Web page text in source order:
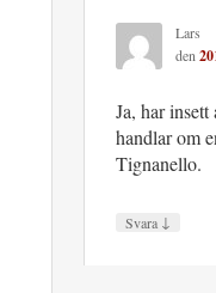
Lars
den
Ja, har
handlar om
Tignanello.
Svara ↓